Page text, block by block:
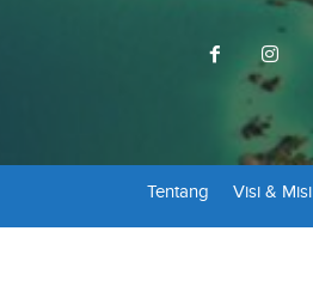
Tentang Visi & Misi